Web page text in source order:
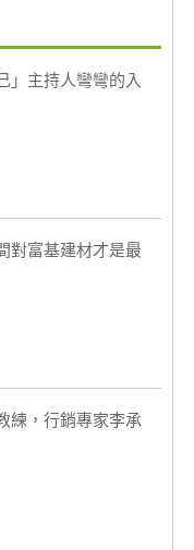
」主持人彎彎的入
對富基建材才是最
練，行銷專家李承